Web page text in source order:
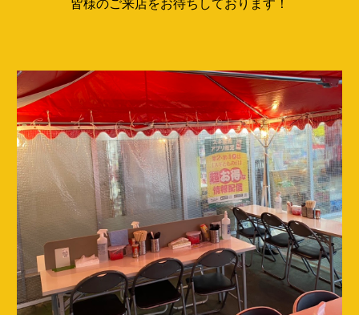
皆様のご来店をお待ちしております！